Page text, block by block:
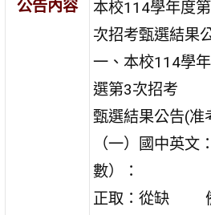
公告內容
本校114學年度
次招考甄選結果
一、本校114學
選第3次招考
甄選結果公告(准
（一）國中英文
數）：
正取：從缺